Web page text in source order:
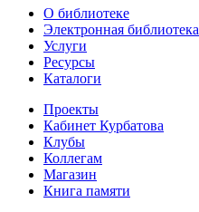
О библиотеке
Электронная библиотека
Услуги
Ресурсы
Каталоги
Проекты
Кабинет Курбатова
Клубы
Коллегам
Магазин
Книга памяти